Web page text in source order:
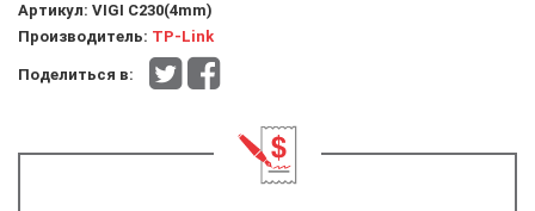
Артикул: VIGI C230(4mm)
Производитель: TP-Link
Поделиться в: